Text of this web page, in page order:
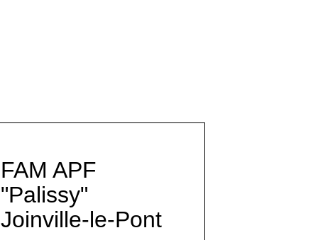
FAM APF
"Palissy"
Joinville-le-Pont